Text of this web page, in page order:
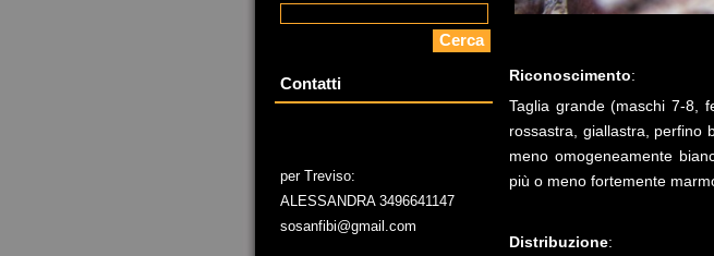
Foto di
Riconoscimento:
Taglia grande (maschi 7-8,
rossastra, giallastra, perfino
meno omogeneamente
più o meno fortemente
Distribuzione:
Contatti
per Treviso:
ALESSANDRA 3496641147
sosanfibi@gmail.com